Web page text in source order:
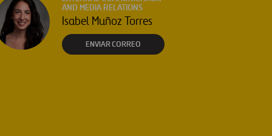
AND MEDIA RELATIONS
Isabel Muñoz Torres
ENVIAR CORREO